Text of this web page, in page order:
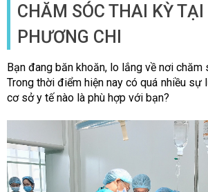
CHĂM SÓC THAI KỲ
PHƯƠNG CHI
Bạn đang băn khoăn, lo lắng về nơi chăm
Trong thời điểm hiện nay có quá nhiều sự
cơ sở y tế nào là phù hợp với bạn?